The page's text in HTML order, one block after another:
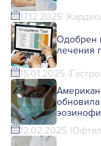
17.12.2025
Одобрен
лечения
15.01.2025
12.02.2025